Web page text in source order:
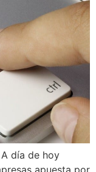
día de hoy
apuesta por